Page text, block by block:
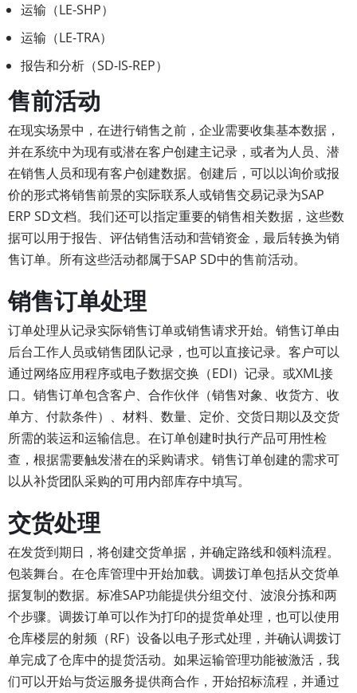
运输（LE-SHP）
运输（LE-TRA）
报告和分析（SD-IS-REP）
售前活动
在现实场景中，在进行销售之前，企业需要收集基本数据，
并在系统中为现有或潜在客户创建主记录，或者为人员、潜
在销售人员和现有客户创建数据。创建后，可以以询价或报
价的形式将销售前景的实际联系人或销售交易记录为SAP
ERP SD文档。我们还可以指定重要的销售相关数据，这些数
据可以用于报告、评估销售活动和营销资金，最后转换为销
售订单。所有这些活动都属于SAP SD中的售前活动。
销售订单处理
订单处理从记录实际销售订单或销售请求开始。销售订单由
后台工作人员或销售团队记录，也可以直接记录。客户可以
通过网络应用程序或电子数据交换（EDI）记录。或XML接
口。销售订单包含客户、合作伙伴（销售对象、收货方、收
单方、付款条件）、材料、数量、定价、交货日期以及交货
所需的装运和运输信息。在订单创建时执行产品可用性检
查，根据需要触发潜在的采购请求。销售订单创建的需求可
以从补货团队采购的可用内部库存中填写。
交货处理
在发货到期日，将创建交货单据，并确定路线和领料流程。
包装舞台。在仓库管理中开始加载。调拨订单包括从交货单
据复制的数据。标准SAP功能提供分组交付、波浪分拣和两
个步骤。调拨订单可以作为打印的提货单处理，也可以使用
仓库楼层的射频（RF）设备以电子形式处理，并确认调拨订
单完成了仓库中的提货活动。如果运输管理功能被激活，我
们可以开始与货运服务提供商合作，开始招标流程，并通过